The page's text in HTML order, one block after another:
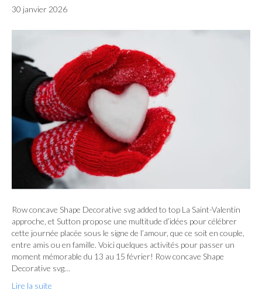
30 janvier 2026
Row concave Shape Decorative svg added to top La Saint-Valentin
approche, et Sutton propose une multitude d’idées pour célébrer
cette journée placée sous le signe de l’amour, que ce soit en couple,
entre amis ou en famille. Voici quelques activités pour passer un
moment mémorable du 13 au 15 février! Row concave Shape
Decorative svg…
Lire la suite